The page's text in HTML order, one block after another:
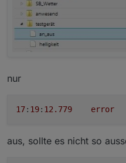
nur
17: 19: 12.779 error
aus, sollte es nicht so